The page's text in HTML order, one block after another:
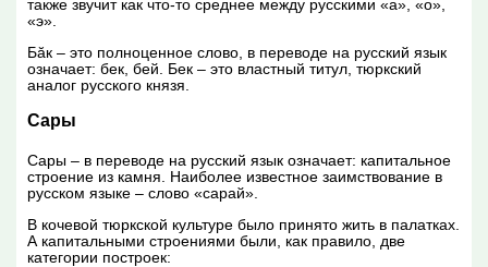
также звучит как что-то среднее между русскими «а», «о»,
«э».
Бӑк – это полноценное слово, в переводе на русский язык
означает: бек, бей. Бек – это властный титул, тюркский
аналог русского князя.
Сары
Сары – в переводе на русский язык означает: капитальное
строение из камня. Наиболее известное заимствование в
русском языке – слово «сарай».
В кочевой тюркской культуре было принято жить в палатках.
А капитальными строениями были, как правило, две
категории построек: